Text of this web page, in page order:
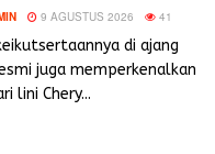
9 AGUSTUS 2026 41
di ajang
juga memperkenalkan
lini Chery...